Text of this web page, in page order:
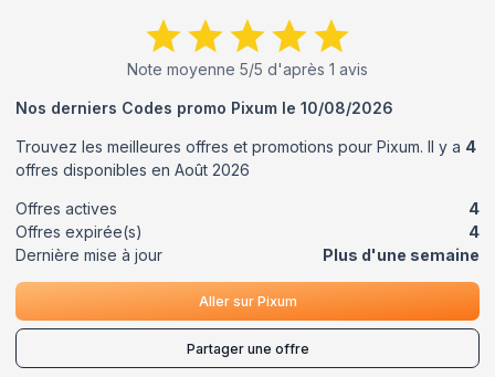
Note moyenne 5/5 d'après 1 avis
Nos derniers Codes promo Pixum le 10/08/2026
Trouvez les meilleures offres et promotions pour Pixum. Il y a 4
offres disponibles en Août 2026
Offres actives
4
Offres expirée(s)
4
Dernière mise à jour
Plus d'une semaine
Aller sur Pixum
Partager une offre